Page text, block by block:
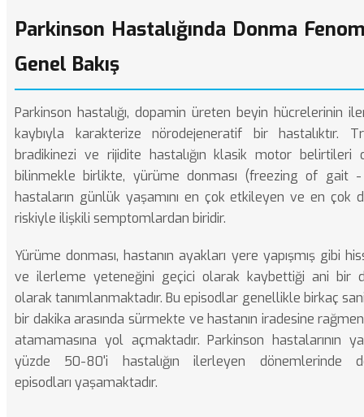
Parkinson Hastalığında Donma
Genel Bakış
Parkinson hastalığı, dopamin üreten beyin hücrelerinin
kaybıyla karakterize nörodejeneratif bir hastalıktır.
bradikinezi ve rijidite hastalığın klasik motor belirtileri
bilinmekle birlikte, yürüme donması (freezing of gait -
hastaların günlük yaşamını en çok etkileyen ve en çok
riskiyle ilişkili semptomlardan biridir.
Yürüme donması, hastanın ayakları yere yapışmış gibi
ve ilerleme yeteneğini geçici olarak kaybettiği ani bir
olarak tanımlanmaktadır. Bu episodlar genellikle birkaç
bir dakika arasında sürmekte ve hastanın iradesine
atamamasına yol açmaktadır. Parkinson hastalarının
yüzde 50-80'i hastalığın ilerleyen dönemlerinde
episodları yaşamaktadır.